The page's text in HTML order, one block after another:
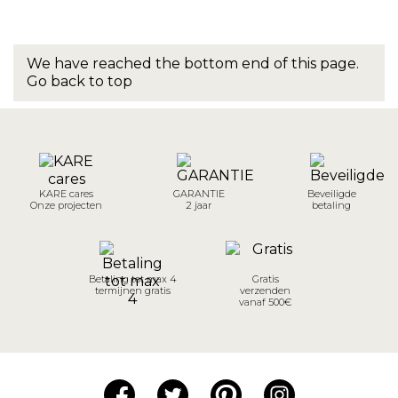
We have reached the bottom end of this page.
Go back to top
KARE cares
Onze projecten
GARANTIE
2 jaar
Beveiligde
betaling
Betaling tot max 4
termijnen gratis
Gratis
verzenden
vanaf 500€